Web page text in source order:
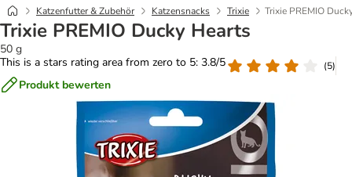
Katzenfutter & Zubehör Katzensnacks Trixie Trixie PREMIO
Trixie PREMIO Ducky Hearts
50 g
This is a stars rating area from zero to 5: 3.8/5
(5)
Produkt bewerten